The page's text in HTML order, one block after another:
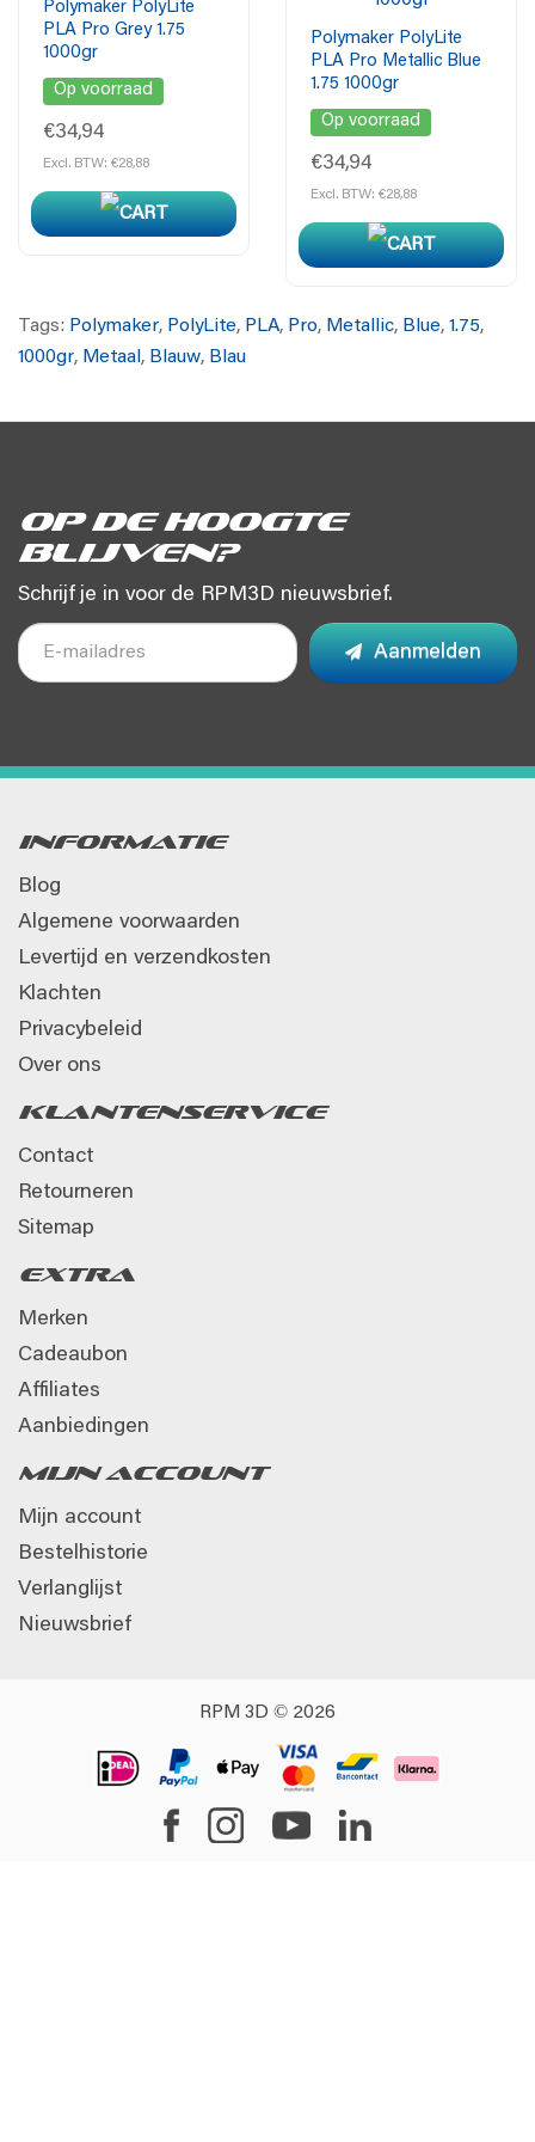
duurzaamheid. Het is perfect voor functionele
toepassingen waarbij langdurige kwaliteit en prestaties
essentieel zijn.
Polymaker PolyLite
PLA Pro Grey 1.75
1000gr
Op voorraad
€34,94
Excl. BTW: €28,88
Polymaker PolyLite
PLA Pro Metallic Blue
1.75 1000gr
Op voorraad
€34,94
Excl. BTW: €28,88
Tags: Polymaker, PolyLite, PLA, Pro, Metallic, Blue, 1.75,
1000gr, Metaal , Blauw, Blau
Op de hoogte
blijven?
Schrijf je in voor de RPM3D nieuwsbrief.
Aanmelden
Informatie
Blog
Algemene voorwaarden
Levertijd en verzendkosten
Klachten
Privacybeleid
Over ons
Klantenservice
Contact
Retourneren
Sitemap
Extra
Merken
Cadeaubon
Affiliates
Aanbiedingen
Mijn account
Mijn account
Bestelhistorie
Verlanglijst
Nieuwsbrief
RPM 3D © 2026